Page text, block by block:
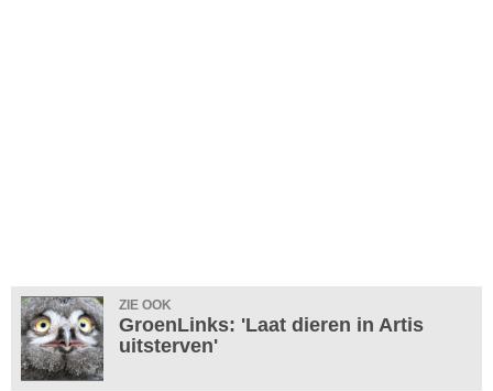
ZIE OOK
GroenLinks: 'Laat dieren in Artis
uitsterven'